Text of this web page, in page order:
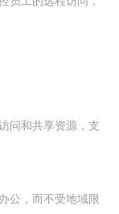
问和共享资源，支
公，而不受地域限